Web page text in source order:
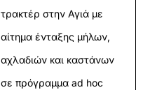
τρακτέρ στην Αγιά με
αίτημα ένταξης μήλων,
αχλαδιών και καστάνων
σε πρόγραμμα ad hoc